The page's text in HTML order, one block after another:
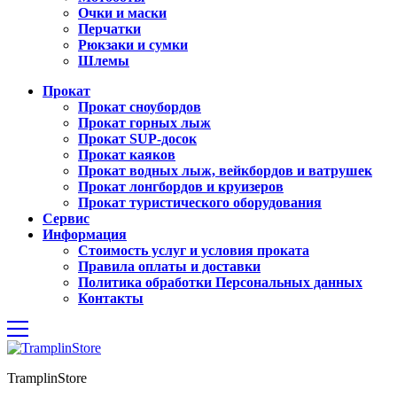
Очки и маски
Перчатки
Рюкзаки и сумки
Шлемы
Прокат
Прокат сноубордов
Прокат горных лыж
Прокат SUP-досок
Прокат каяков
Прокат водных лыж, вейкбордов и ватрушек
Прокат лонгбордов и круизеров
Прокат туристического оборудования
Сервиc
Информация
Стоимость услуг и условия проката
Правила оплаты и доставки
Политика обработки Персональных данных
Контакты
TramplinStore